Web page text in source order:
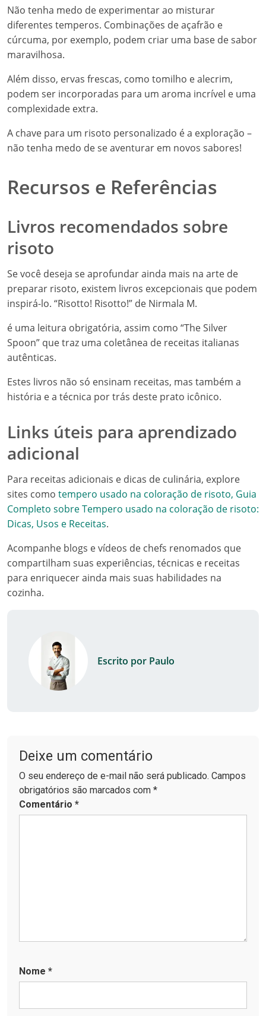
Não tenha medo de experimentar ao misturar
diferentes temperos. Combinações de açafrão e
cúrcuma, por exemplo, podem criar uma base de sabor
maravilhosa.
Além disso, ervas frescas, como tomilho e alecrim,
podem ser incorporadas para um aroma incrível e uma
complexidade extra.
A chave para um risoto personalizado é a exploração –
não tenha medo de se aventurar em novos sabores!
Recursos e Referências
Livros recomendados sobre
risoto
Se você deseja se aprofundar ainda mais na arte de
preparar risoto, existem livros excepcionais que podem
inspirá-lo. “Risotto! Risotto!” de Nirmala M.
é uma leitura obrigatória, assim como “The Silver
Spoon” que traz uma coletânea de receitas italianas
autênticas.
Estes livros não só ensinam receitas, mas também a
história e a técnica por trás deste prato icônico.
Links úteis para aprendizado
adicional
Para receitas adicionais e dicas de culinária, explore
sites como tempero usado na coloração de risoto, Guia
Completo sobre Tempero usado na coloração de risoto:
Dicas, Usos e Receitas.
Acompanhe blogs e vídeos de chefs renomados que
compartilham suas experiências, técnicas e receitas
para enriquecer ainda mais suas habilidades na
cozinha.
Escrito por Paulo
Deixe um comentário
O seu endereço de e-mail não será publicado. Campos
obrigatórios são marcados com *
Comentário *
Nome *